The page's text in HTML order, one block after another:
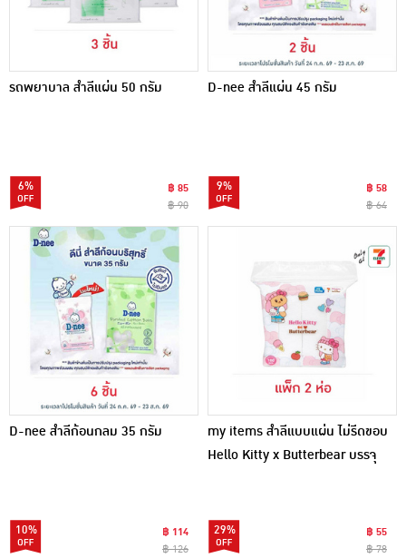
รถพยาบาล สำลีแผ่น 50 กรัม
6%
฿ 85
฿ 90
D-nee สำลีแผ่น 45 กรัม
9%
฿ 58
฿ 64
D-nee สำลีก้อนกลม 35 กรัม
10%
฿ 114
฿ 126
my items สำลีแบบแผ่น ไม่รีดขอบ
Hello Kitty x Butterbear บรรจุ
29%
฿ 55
฿ 78